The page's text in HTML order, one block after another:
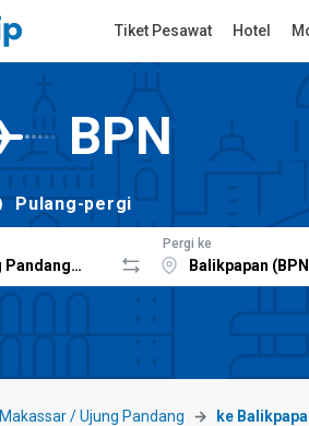
Tiket Pesawat Hotel
BPN
Pulang-pergi
Pergi ke
Makassar / Ujung Pandang ke